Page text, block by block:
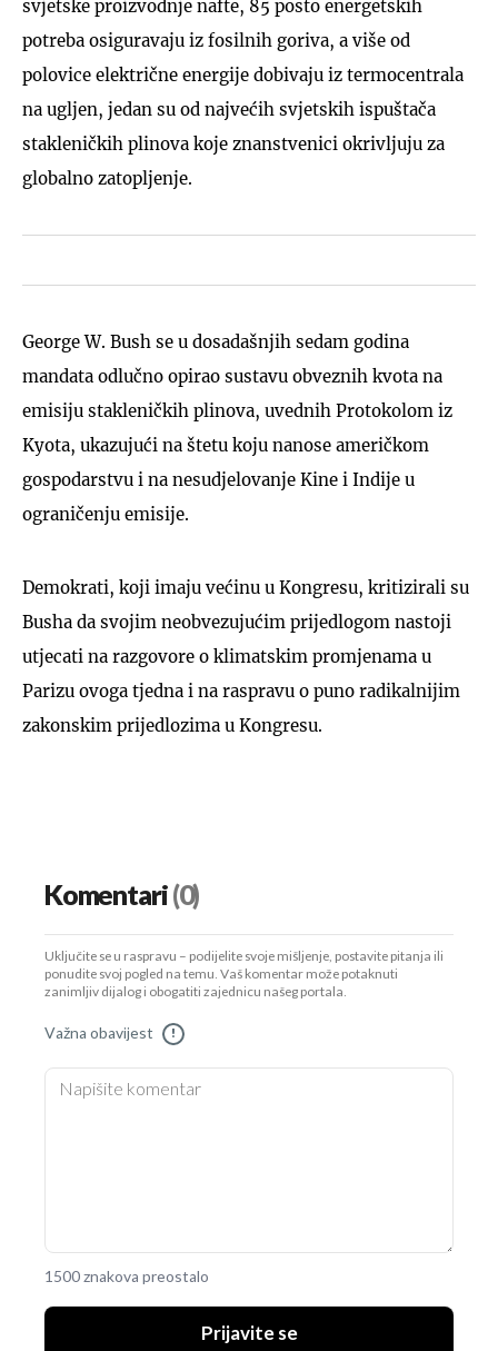
svjetske proizvodnje nafte, 85 posto energetskih
potreba osiguravaju iz fosilnih goriva, a više od
polovice električne energije dobivaju iz termocentrala
na ugljen, jedan su od najvećih svjetskih ispuštača
stakleničkih plinova koje znanstvenici okrivljuju za
globalno zatopljenje.
George W. Bush se u dosadašnjih sedam godina
mandata odlučno opirao sustavu obveznih kvota na
emisiju stakleničkih plinova, uvednih Protokolom iz
Kyota, ukazujući na štetu koju nanose američkom
gospodarstvu i na nesudjelovanje Kine i Indije u
ograničenju emisije.
Demokrati, koji imaju većinu u Kongresu, kritizirali su
Busha da svojim neobvezujućim prijedlogom nastoji
utjecati na razgovore o klimatskim promjenama u
Parizu ovoga tjedna i na raspravu o puno radikalnijim
zakonskim prijedlozima u Kongresu.
Komentari(0)
Uključite se u raspravu – podijelite svoje mišljenje, postavite pitanja ili
ponudite svoj pogled na temu. Vaš komentar može potaknuti
zanimljiv dijalog i obogatiti zajednicu našeg portala.
Važna obavijest !
1500 znakova preostalo
Prijavite se